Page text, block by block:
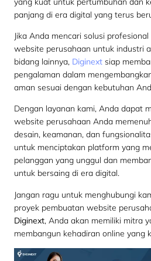
panjang di era digital yang terus
Jika Anda mencari solusi
website perusahaan untuk industri
bidang lainnya, Diginext siap
pengalaman dalam
aman sesuai dengan kebutuhan
Dengan layanan kami, Anda dapat
website perusahaan Anda
desain, keamanan, dan
untuk menciptakan platform yang
pelanggan yang unggul dan
untuk bersaing di era digital.
Jangan ragu untuk menghubungi
proyek pembuatan website
Diginext, Anda akan memiliki mitra
membangun kehadiran online yang